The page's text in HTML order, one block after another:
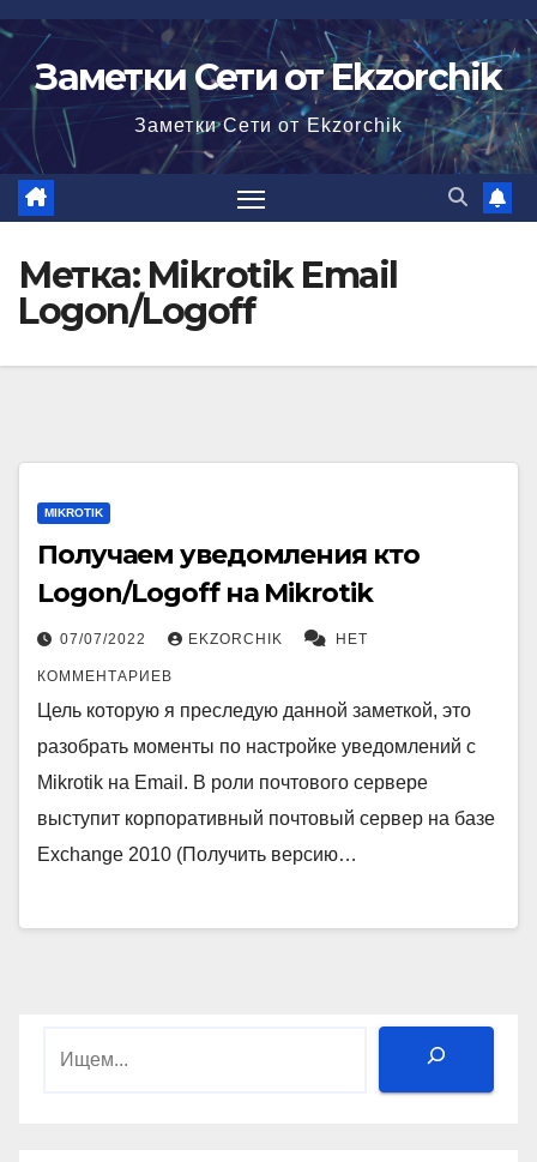
Перейти
содержимому
Заметки Сети от Ekzorchik
Заметки Сети от Ekzorchik
Метка: Mikrotik Email
Logon/Logoff
MIKROTIK
Получаем уведомления кто
Logon/Logoff на Mikrotik
07/07/2022 EKZORCHIK НЕТ
КОММЕНТАРИЕВ
Цель которую я преследую данной заметкой, это
разобрать моменты по настройке уведомлений с
Mikrotik на Email. В роли почтового сервере
выступит корпоративный почтовый сервер на базе
Exchange 2010 (Получить версию…
Поиск